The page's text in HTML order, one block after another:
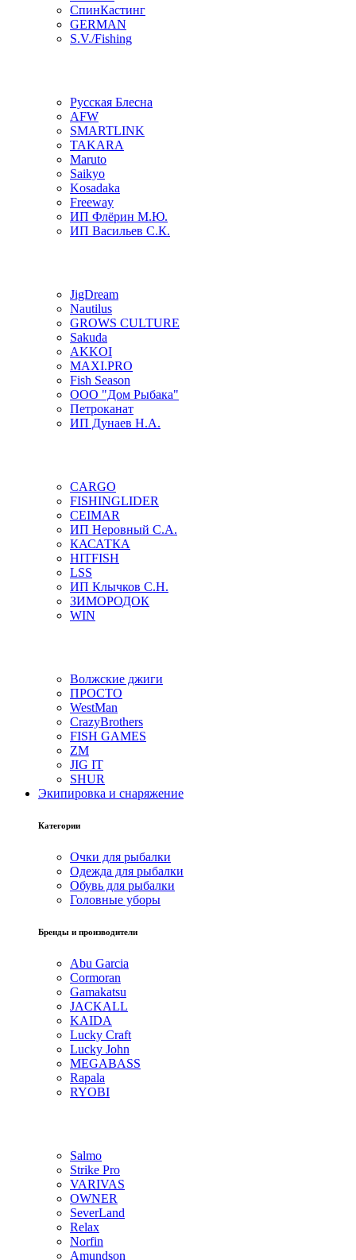
СпинКастинг
GERMAN
S.V./Fishing
Русская Блесна
AFW
SMARTLINK
TAKARA
Maruto
Saikyo
Kosadaka
Freeway
ИП Флёрин М.Ю.
ИП Васильев С.К.
JigDream
Nautilus
GROWS CULTURE
Sakuda
AKKOI
MAXI.PRO
Fish Season
ООО "Дом Рыбака"
Петроканат
ИП Дунаев Н.А.
CARGO
FISHINGLIDER
CEIMAR
ИП Неровный С.А.
КАСАТКА
HITFISH
LSS
ИП Клычков С.Н.
ЗИМОРОДОК
WIN
Волжские джиги
ПРОСТО
WestMan
CrazyBrothers
FISH GAMES
ZM
JIG IT
SHUR
Экипировка и снаряжение
Категории
Очки для рыбалки
Одежда для рыбалки
Обувь для рыбалки
Головные уборы
Бренды и производители
Abu Garcia
Cormoran
Gamakatsu
JACKALL
KAIDA
Lucky Craft
Lucky John
MEGABASS
Rapala
RYOBI
Salmo
Strike Pro
VARIVAS
OWNER
SeverLand
Relax
Norfin
Amundson